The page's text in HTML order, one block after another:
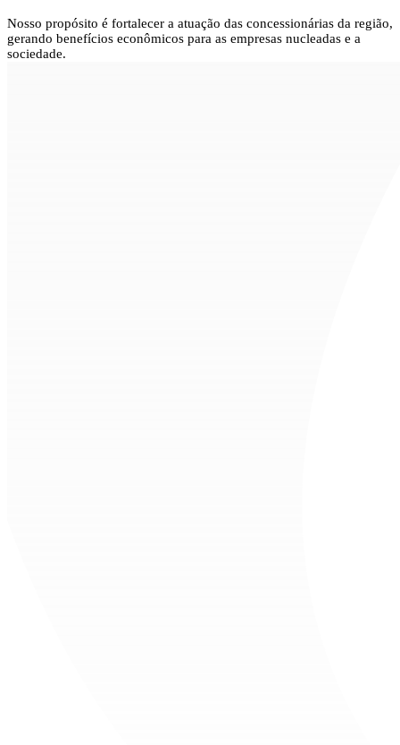
Nosso propósito é fortalecer a atuação das concessionárias da região,
gerando benefícios econômicos para as empresas nucleadas e a
sociedade.